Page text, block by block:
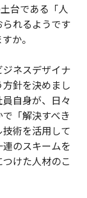
台である「人
れるようです
か。
ネスデザイナ
針を決めまし
自身が、日々
「解決すべき
術を活用して
のスキームを
けた人材のこ